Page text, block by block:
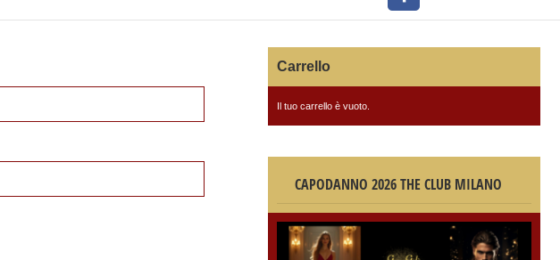
Carrello
Il tuo carrello è vuoto.
CAPODANNO 2026 THE CLUB MILANO